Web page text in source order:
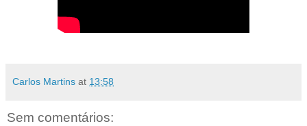
Carlos Martins at 13:58
Sem comentários: